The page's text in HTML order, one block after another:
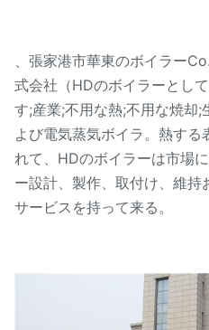
、張家港市華東のボイラー
式会社（HDのボイラーとし
す;産業;不用な熱;不用な焼却;
よび電気蒸気ボイラ。熱す
れて、HDのボイラーは市場
ー設計、製作、取付け、維
サービスを持って来る。